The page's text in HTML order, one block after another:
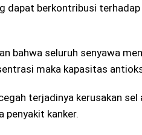
dapat berkontribusi
bahwa seluruh senyawa
maka kapasitas
terjadinya kerusakan sel
penyakit kanker.